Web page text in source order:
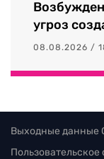
угроз
08.08.2026 /
Выходные данные